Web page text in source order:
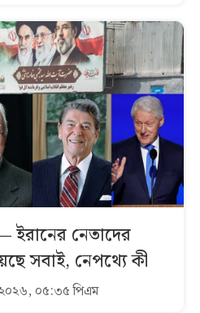
ইরানের নেতাদের
সবাই, নেপথ্যে কী
০৫:৩৫ পিএম